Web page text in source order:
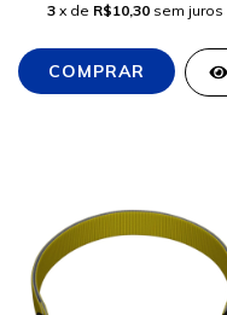
3 x de R$10,30 sem juros